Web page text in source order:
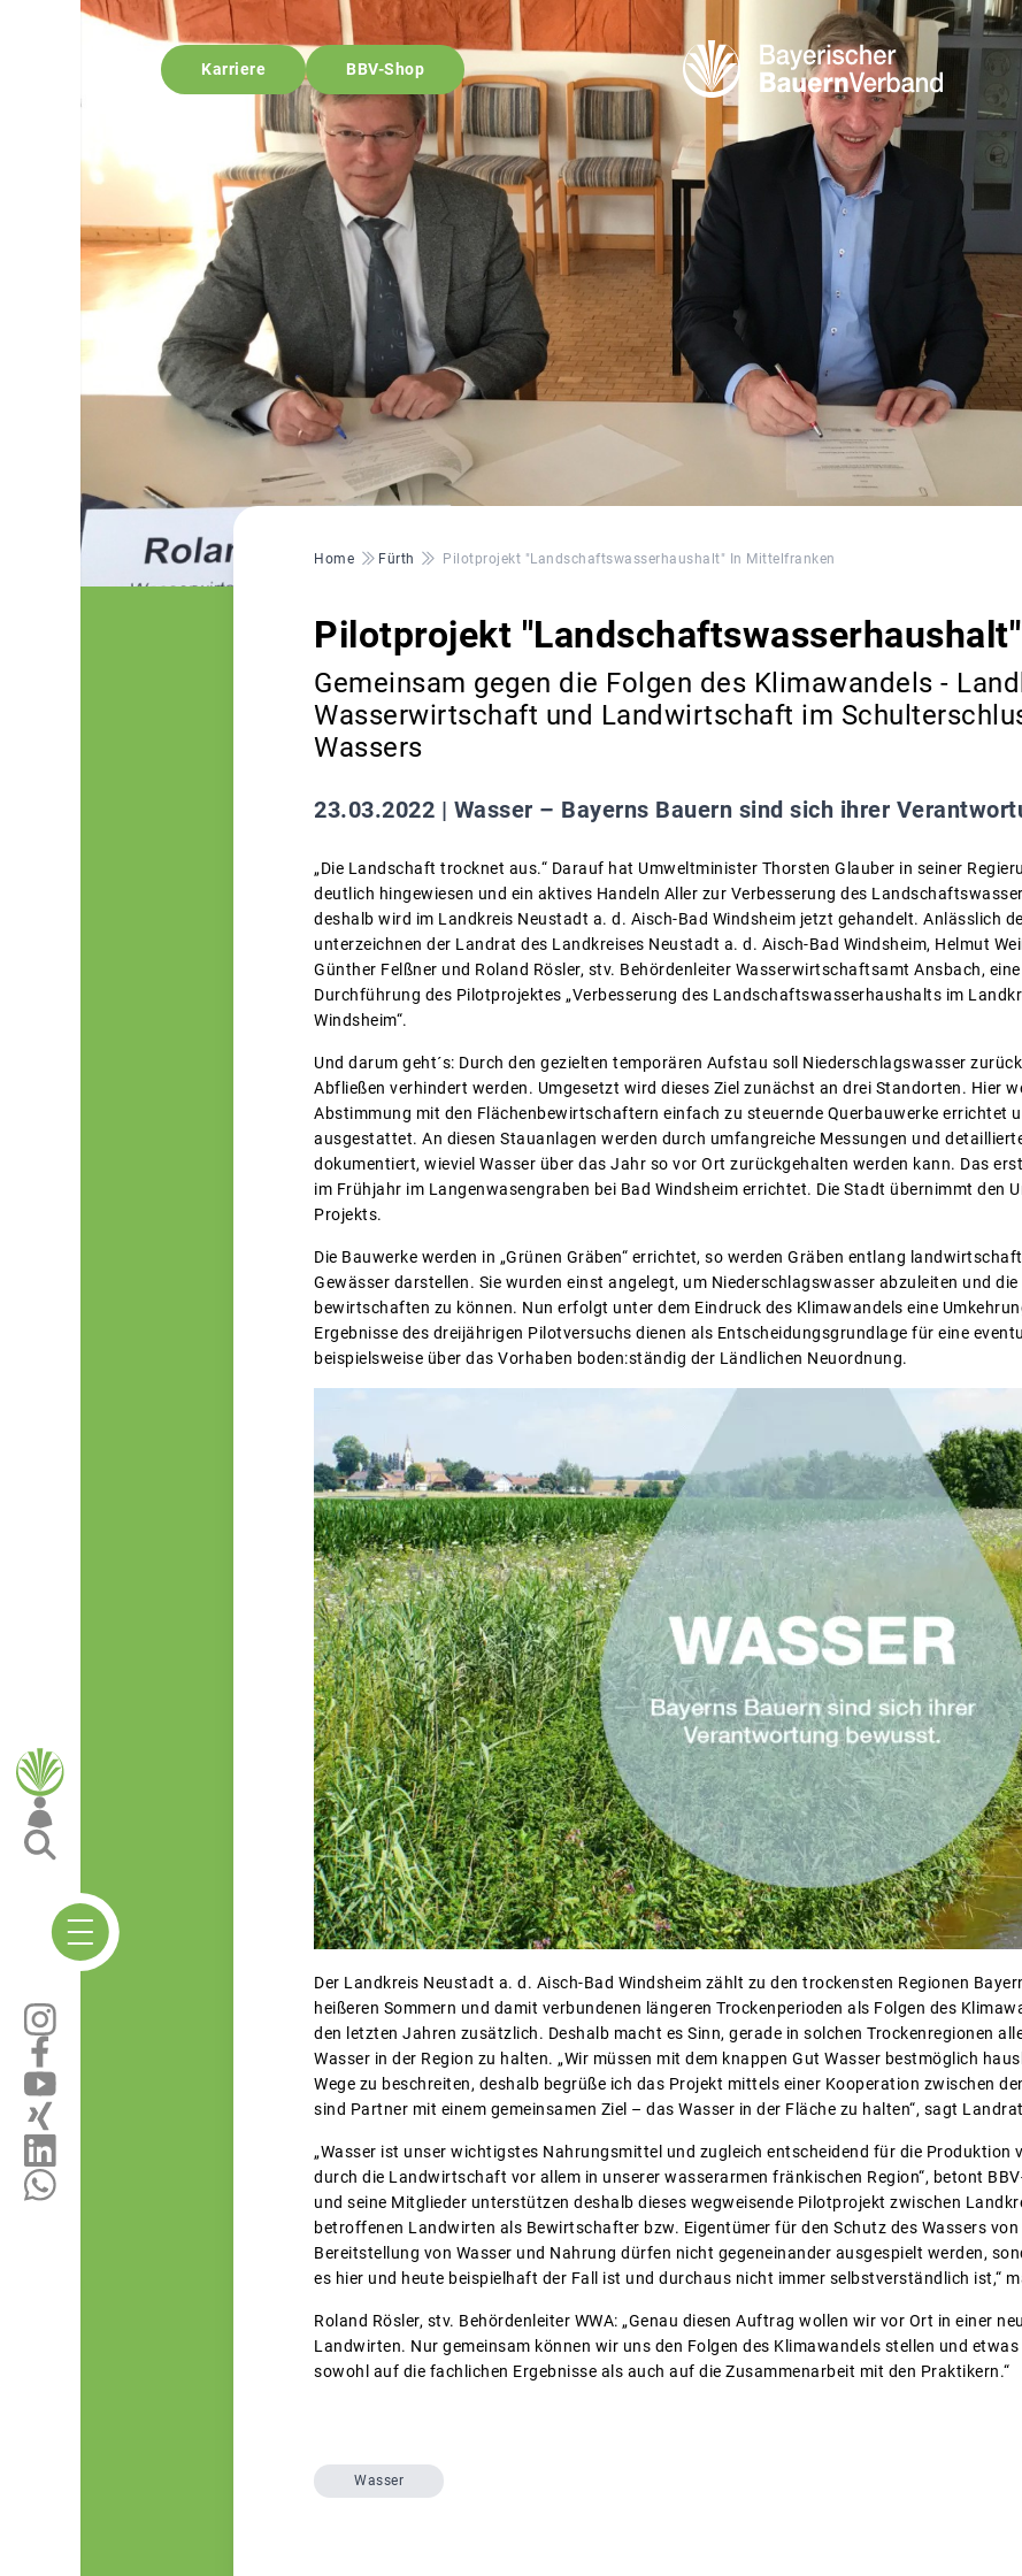
Karriere BBV-Shop
Pfadnavigation
Home Fürth Pilotprojekt "Landschaftswasserhaushalt" In Mittelfranken
Pilotprojekt
Gemeinsam gegen die Folgen des Klimawandels -
Wasserwirtschaft und Landwirtschaft im
Wassers
23.03.2022 | Wasser – Bayerns Bauern sind sich ihrer
„Die Landschaft trocknet aus.“ Darauf hat Umweltminister Thorsten Glauber in seiner
deutlich hingewiesen und ein aktives Handeln Aller zur Verbesserung des
deshalb wird im Landkreis Neustadt a. d. Aisch-Bad Windsheim jetzt gehandelt. Anlässlich
unterzeichnen der Landrat des Landkreises Neustadt a. d. Aisch-Bad Windsheim, Helmut
Günther Felßner und Roland Rösler, stv. Behördenleiter Wasserwirtschaftsamt Ansbach,
Durchführung des Pilotprojektes „Verbesserung des Landschaftswasserhaushalts im
Windsheim“.
Und darum geht´s: Durch den gezielten temporären Aufstau soll Niederschlagswasser
Abfließen verhindert werden. Umgesetzt wird dieses Ziel zunächst an drei Standorten. Hier
Abstimmung mit den Flächenbewirtschaftern einfach zu steuernde Querbauwerke errichtet
ausgestattet. An diesen Stauanlagen werden durch umfangreiche Messungen und
dokumentiert, wieviel Wasser über das Jahr so vor Ort zurückgehalten werden kann. Das
im Frühjahr im Langenwasengraben bei Bad Windsheim errichtet. Die Stadt übernimmt den
Projekts.
Die Bauwerke werden in „Grünen Gräben“ errichtet, so werden Gräben entlang
Gewässer darstellen. Sie wurden einst angelegt, um Niederschlagswasser abzuleiten und
bewirtschaften zu können. Nun erfolgt unter dem Eindruck des Klimawandels eine
Ergebnisse des dreijährigen Pilotversuchs dienen als Entscheidungsgrundlage für eine
beispielsweise über das Vorhaben boden:ständig der Ländlichen Neuordnung.
Der Landkreis Neustadt a. d. Aisch-Bad Windsheim zählt zu den trockensten Regionen
heißeren Sommern und damit verbundenen längeren Trockenperioden als Folgen des
den letzten Jahren zusätzlich. Deshalb macht es Sinn, gerade in solchen Trockenregionen
Wasser in der Region zu halten. „Wir müssen mit dem knappen Gut Wasser bestmöglich
Wege zu beschreiten, deshalb begrüße ich das Projekt mittels einer Kooperation zwischen
sind Partner mit einem gemeinsamen Ziel – das Wasser in der Fläche zu halten“, sagt
„Wasser ist unser wichtigstes Nahrungsmittel und zugleich entscheidend für die Produktion
durch die Landwirtschaft vor allem in unserer wasserarmen fränkischen Region“, betont
und seine Mitglieder unterstützen deshalb dieses wegweisende Pilotprojekt zwischen
betroffenen Landwirten als Bewirtschafter bzw. Eigentümer für den Schutz des Wassers von
Bereitstellung von Wasser und Nahrung dürfen nicht gegeneinander ausgespielt werden,
es hier und heute beispielhaft der Fall ist und durchaus nicht immer selbstverständlich ist,“
Roland Rösler, stv. Behördenleiter WWA: „Genau diesen Auftrag wollen wir vor Ort in einer
Landwirten. Nur gemeinsam können wir uns den Folgen des Klimawandels stellen und
sowohl auf die fachlichen Ergebnisse als auch auf die Zusammenarbeit mit den Praktikern.“
Wasser